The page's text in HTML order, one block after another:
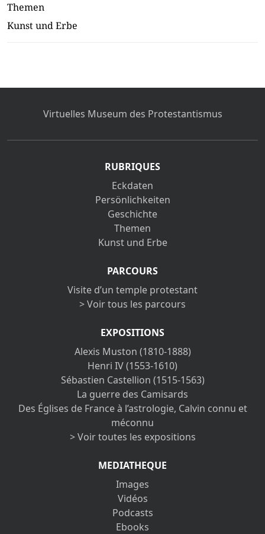
Themen
Kunst und Erbe
Virtuelles Museum des Protestantismus
RUBRIQUES
Eckdaten
Persönlichkeiten
Geschichte
Themen
Kunst und Erbe
PARCOURS
Visite d’un temple protestant
> Voir tous les parcours
EXPOSITIONS
Alexis Muston (1810-1888)
Henri IV (1553-1610)
Sébastien Castellion (1515-1563)
La guerre des Camisards
Des Églises de France à l’astrologie, Calvin connu et
méconnu
> Voir toutes les expositions
MEDIATHEQUE
Images
Vidéos
Podcasts
Ebooks